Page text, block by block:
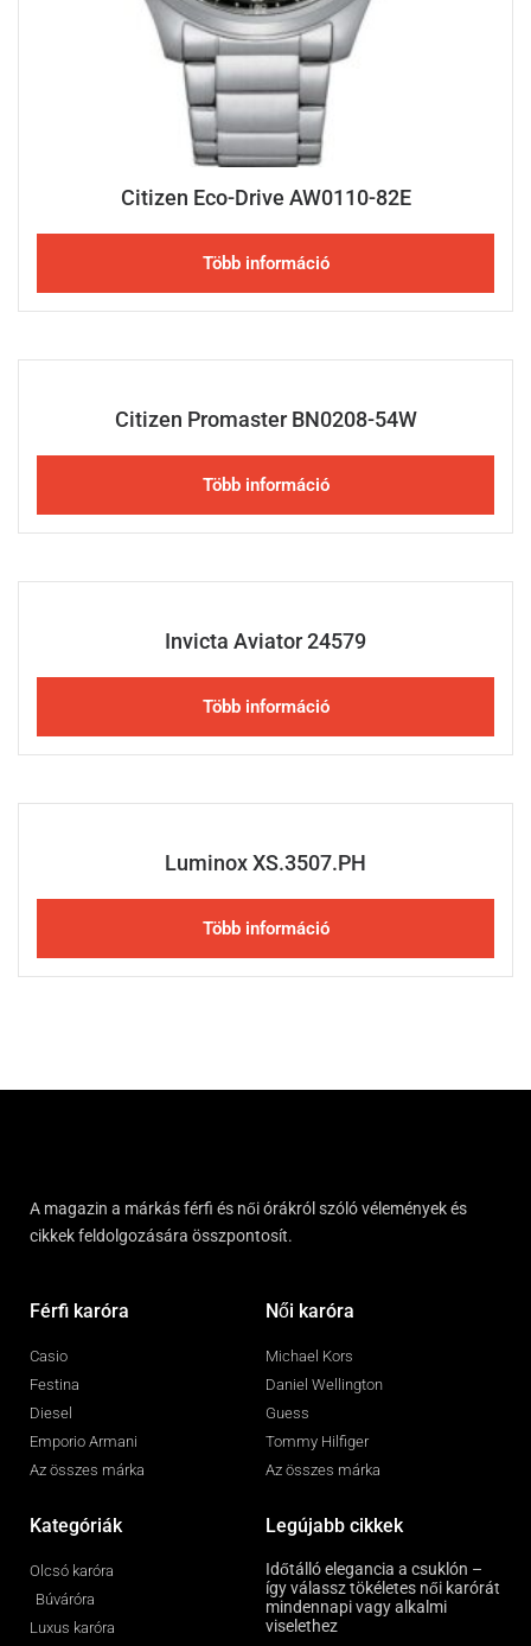
Citizen Eco-Drive AW0110-82E
Több információ
Citizen Promaster BN0208-54W
Több információ
Invicta Aviator 24579
Több információ
Luminox XS.3507.PH
Több információ
A magazin a márkás férfi és női órákról szóló vélemények és
cikkek feldolgozására összpontosít.
Férfi karóra
Casio
Festina
Diesel
Emporio Armani
Az összes márka
Női karóra
Michael Kors
Daniel Wellington
Guess
Tommy Hilfiger
Az összes márka
Kategóriák
Olcsó karóra
Búváróra
Luxus karóra
Legújabb cikkek
Időtálló elegancia a csuklón –
így válassz tökéletes női karórát
mindennapi vagy alkalmi
viselethez